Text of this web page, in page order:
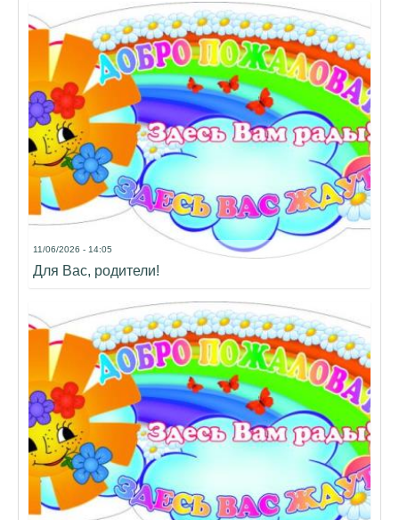
11/06/2026 - 14:05
Для Вас, родители!